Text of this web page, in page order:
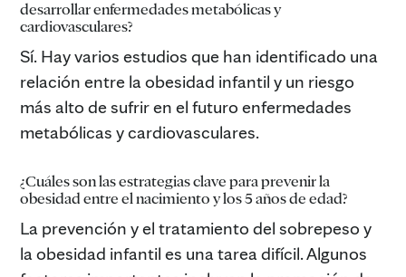
desarrollar enfermedades metabólicas y
cardiovasculares?
Sí. Hay varios estudios que han identificado una
relación entre la obesidad infantil y un riesgo
más alto de sufrir en el futuro enfermedades
metabólicas y cardiovasculares.
¿Cuáles son las estrategias clave para prevenir la
obesidad entre el nacimiento y los 5 años de edad?
La prevención y el tratamiento del sobrepeso y
la obesidad infantil es una tarea difícil. Algunos